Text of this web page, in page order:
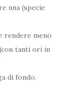
una (specie
rendere meno
tanti ori in
di fondo.